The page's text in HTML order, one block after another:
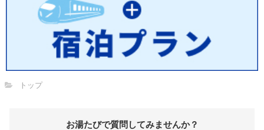
トップ
お湯たびで質問してみませんか？